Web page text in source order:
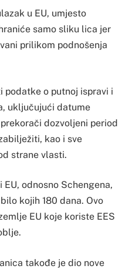
u EU, umjesto
samo sliku lica jer
prilikom podnošenja
o putnoj ispravi i
uključujući datume
dozvoljeni period
kao i sve
strane vlasti.
odnosno Schengena,
kojih 180 dana. Ovo
EU koje koriste EES
takođe je dio nove